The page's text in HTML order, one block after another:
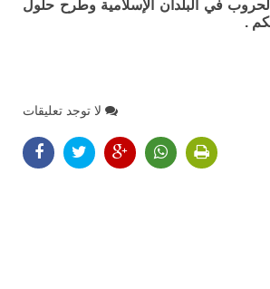
في البلدان الإسلامية وطرح حلول
.
لا توجد تعليقات